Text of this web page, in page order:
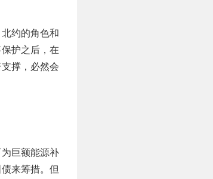
约的角色和
护之后，在
撑，必然会
巨额能源补
来筹措。但